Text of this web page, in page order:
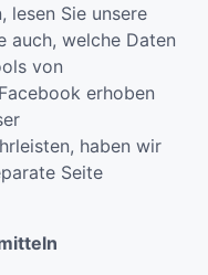
lesen Sie unsere
auch, welche Daten
von
erhoben
haben wir
Seite